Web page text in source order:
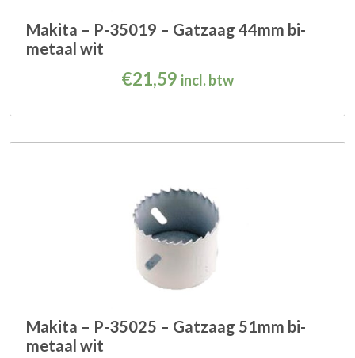
Makita – P-35019 – Gatzaag 44mm bi-
metaal wit
€21,59 incl. btw
Makita – P-35025 – Gatzaag 51mm bi-
metaal wit